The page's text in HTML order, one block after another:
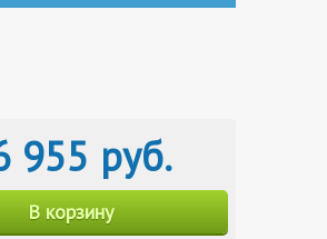
955 руб.
В корзину